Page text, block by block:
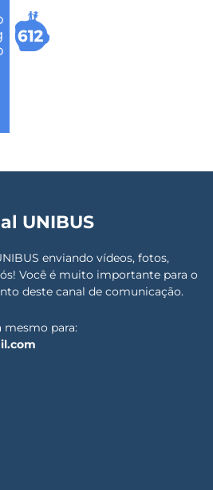
UNIBUS
enviando vídeos, fotos,
Você é muito importante para o
deste canal de comunicação.
mesmo para: